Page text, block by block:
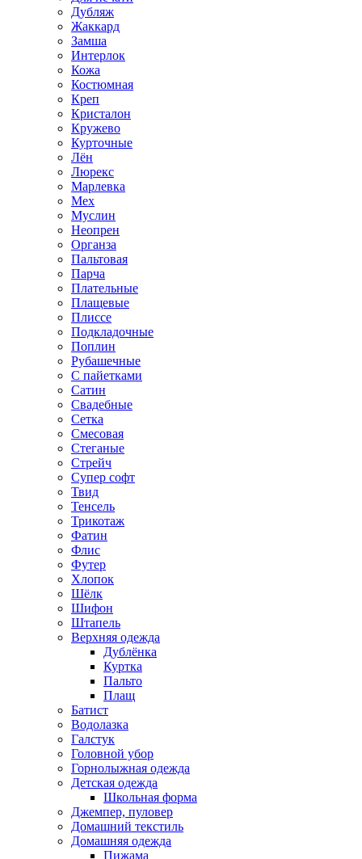
Дубляж
Жаккард
Замша
Интерлок
Кожа
Костюмная
Креп
Кристалон
Кружево
Курточные
Лён
Люрекс
Марлевка
Мех
Муслин
Неопрен
Органза
Пальтовая
Парча
Плательные
Плащевые
Плиссе
Подкладочные
Поплин
Рубашечные
С пайетками
Сатин
Свадебные
Сетка
Смесовая
Стеганые
Стрейч
Супер софт
Твид
Тенсель
Трикотаж
Фатин
Флис
Футер
Хлопок
Шёлк
Шифон
Штапель
Верхняя одежда
Дублёнка
Куртка
Пальто
Плащ
Батист
Водолазка
Галстук
Головной убор
Горнолыжная одежда
Детская одежда
Школьная форма
Джемпер, пуловер
Домашний текстиль
Домашняя одежда
Пижама